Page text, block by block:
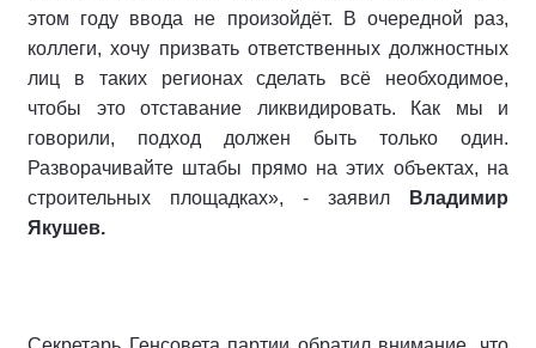
этом году ввода не произойдёт. В очередной раз,
коллеги, хочу призвать ответственных должностных
лиц в таких регионах сделать всё необходимое,
чтобы это отставание ликвидировать. Как мы и
говорили, подход должен быть только один.
Разворачивайте штабы прямо на этих объектах, на
строительных площадках», - заявил
Владимир
Якушев.